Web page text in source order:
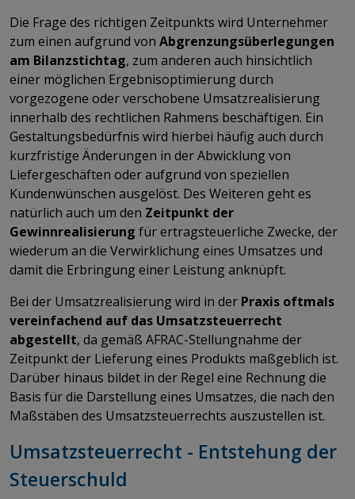
Die Frage des richtigen Zeitpunkts wird Unternehmer
zum einen aufgrund von Abgrenzungsüberlegungen
am Bilanzstichtag, zum anderen auch hinsichtlich
einer möglichen Ergebnisoptimierung durch
vorgezogene oder verschobene Umsatzrealisierung
innerhalb des rechtlichen Rahmens beschäftigen. Ein
Gestaltungsbedürfnis wird hierbei häufig auch durch
kurzfristige Änderungen in der Abwicklung von
Liefergeschäften oder aufgrund von speziellen
Kundenwünschen ausgelöst. Des Weiteren geht es
natürlich auch um den Zeitpunkt der
Gewinnrealisierung für ertragsteuerliche Zwecke, der
wiederum an die Verwirklichung eines Umsatzes und
damit die Erbringung einer Leistung anknüpft.
Bei der Umsatzrealisierung wird in der Praxis oftmals
vereinfachend auf das Umsatzsteuerrecht
abgestellt, da gemäß AFRAC-Stellungnahme der
Zeitpunkt der Lieferung eines Produkts maßgeblich ist.
Darüber hinaus bildet in der Regel eine Rechnung die
Basis für die Darstellung eines Umsatzes, die nach den
Maßstäben des Umsatzsteuerrechts auszustellen ist.
Umsatzsteuerrecht - Entstehung der
Steuerschuld